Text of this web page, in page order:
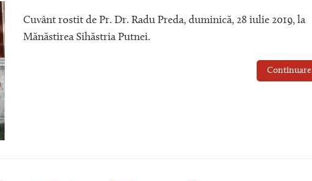
Cuvânt rostit de Pr. Dr. Radu Preda, duminică, 28 iulie 2019, la
Mănăstirea Sihăstria Putnei.
Continuare